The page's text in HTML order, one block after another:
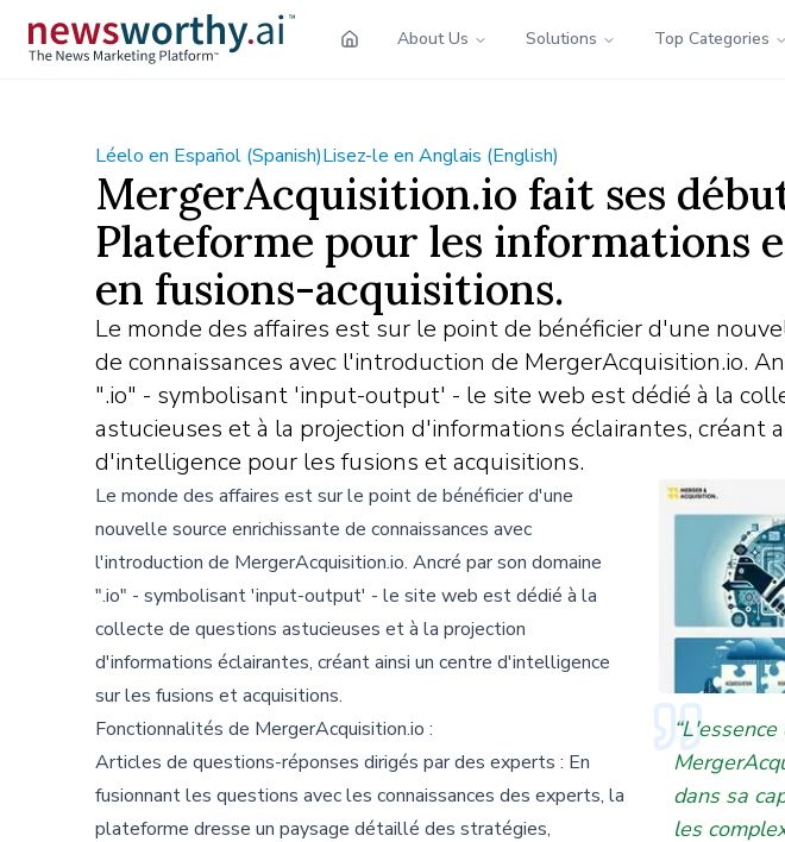
About Us Solutions Top Categories
Léelo en Español (Spanish)Lisez-le en Anglais (English)
MergerAcquisition.io fait ses
Plateforme pour les informations
en fusions-acquisitions.
Le monde des affaires est sur le point de bénéficier d'une
de connaissances avec l'introduction de MergerAcquisition.io.
".io" - symbolisant 'input-output' - le site web est dédié à la
astucieuses et à la projection d'informations éclairantes, créant
d'intelligence pour les fusions et acquisitions.
“L'essence
dans sa
les
Le monde des affaires est sur le point de bénéficier d'une
nouvelle source enrichissante de connaissances avec
l'introduction de MergerAcquisition.io. Ancré par son domaine
".io" - symbolisant 'input-output' - le site web est dédié à la
collecte de questions astucieuses et à la projection
d'informations éclairantes, créant ainsi un centre d'intelligence
sur les fusions et acquisitions.
Fonctionnalités de MergerAcquisition.io :
Articles de questions-réponses dirigés par des experts : En
fusionnant les questions avec les connaissances des experts, la
plateforme dresse un paysage détaillé des stratégies,